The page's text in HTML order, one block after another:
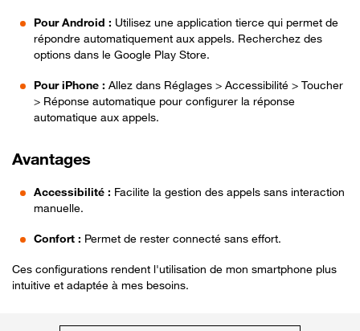
Pour Android : Utilisez une application tierce qui permet de
répondre automatiquement aux appels. Recherchez des
options dans le Google Play Store.
Pour iPhone : Allez dans Réglages > Accessibilité > Toucher
> Réponse automatique pour configurer la réponse
automatique aux appels.
Avantages
Accessibilité : Facilite la gestion des appels sans interaction
manuelle.
Confort : Permet de rester connecté sans effort.
Ces configurations rendent l'utilisation de mon smartphone plus
intuitive et adaptée à mes besoins.